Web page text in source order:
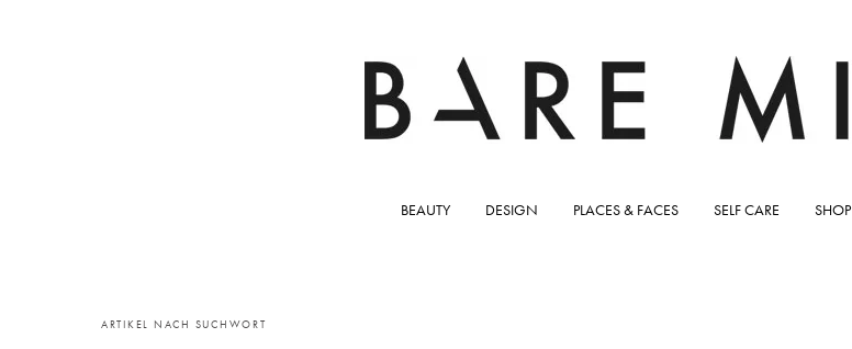
BEAUTY DESIGN PLACES & FACES SELF CARE SHOP
ARTIKEL NACH SUCHWORT